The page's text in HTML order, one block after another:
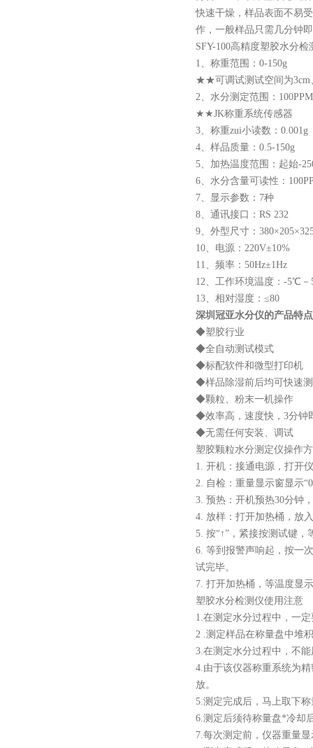
快速干燥，样品表面不易
作，一般样品只需几分钟
SFY-100高精度塑胶水分检
1、称重范围：0-150g
★★可调试测试空间为3cm
2、水分测定范围：
★★JK称重系统传感器
3、称重zui小读数：0.001g
4、样品质量：0.5-150g
5、加热温度范围：起始-
6、水分含量可读性：
7、显示参数：7种
8、通讯接口：RS 232
9、外型尺寸：
10、电源：220V±10%
11、频率：50Hz±1Hz
12、工作环境温度：-5℃
13、相对湿度：≤80
深圳冠亚水分仪的产品特
◆塑胶行业
◆全自动测试模式
◆标配软件和微型打印机
◆样品除湿前后均可快速
◆颗粒、粉末一机操作
◆效率高，速度快，3分钟
◆无需任何安装、调试
塑胶颗粒水分测定仪操作
1. 开机：接通电源，打
2. 自检：重量显示窗显
3. 预热：开机预热30分
4. 放样：打开加热桶，
5. 按“↑”，紧接按测试
6. 等到报警声响起，按一
试完毕。
7. 打开加热桶，等温度显
塑胶水分检测仪使用注意
1.在测定水分过程中，
2 .测定样品在称量盘中
3.在测定水分过程中，不
4.由于该仪器称重系统为
放。
5.测定完成后，马上取下
6.测定后须待称量盘*冷
7.每次测定前，仪器重